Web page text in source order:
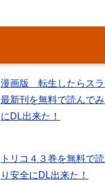
漫画版 転生したらスラ
最新刊を無料で読んで
にDL出来た！
トリコ４３巻を無料で
り安全にDL出来た！